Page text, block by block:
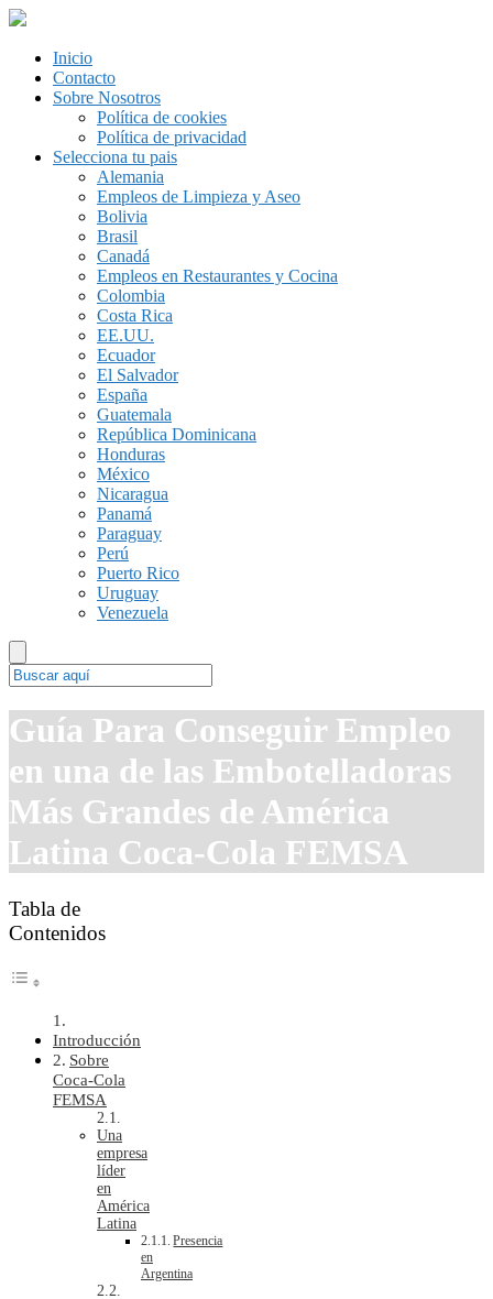
Inicio
Contacto
Sobre Nosotros
Política de cookies
Política de privacidad
Selecciona tu pais
Alemania
Empleos de Limpieza y Aseo
Bolivia
Brasil
Canadá
Empleos en Restaurantes y Cocina
Colombia
Costa Rica
EE.UU.
Ecuador
El Salvador
España
Guatemala
República Dominicana
Honduras
México
Nicaragua
Panamá
Paraguay
Perú
Puerto Rico
Uruguay
Venezuela
Guía Para Conseguir Empleo
en una de las Embotelladoras
Más Grandes de América
Latina Coca-Cola FEMSA
Tabla de
Contenidos
Introducción
Sobre
Coca-Cola
FEMSA
Una
empresa
líder
en
América
Latina
Presencia
en
Argentina